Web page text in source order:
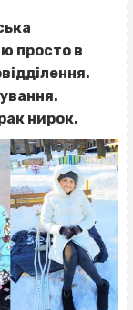
просто в
нирок.